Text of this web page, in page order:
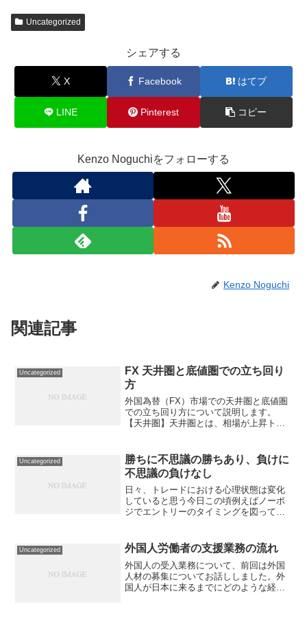
Uncategorized
シェアする
X Facebook はてブ
LINE Pinterest コピー
Kenzo Noguchiをフォローする
Kenzo Noguchi
関連記事
Uncategorized
FX 天井圏と底値圏での立ち回り
方
外国為替（FX）市場での天井圏と底値圏
での立ち回り方について説明します。
【天井圏】天井圏とは、相場が上昇トレ
時、投資家は相場がピークに達している
と考えるため、新たな買い注...
Uncategorized
勝ちに不思議の勝ちあり、負けに
不思議の負けなし
日々、トレードにおける心理状態は変化
していると思う今日この頃例えばノーポ
ジでエントリーのタイミングを図ってい
ントリーしてからの動きを見て損切りの
水準をよりタイトに待って...
Uncategorized 外国人労働者の支援業務の流れ
外国人の受入業務について、前回は外国
人材の募集についてお話ししました。外
国人が日本に来るまでにどのような経緯